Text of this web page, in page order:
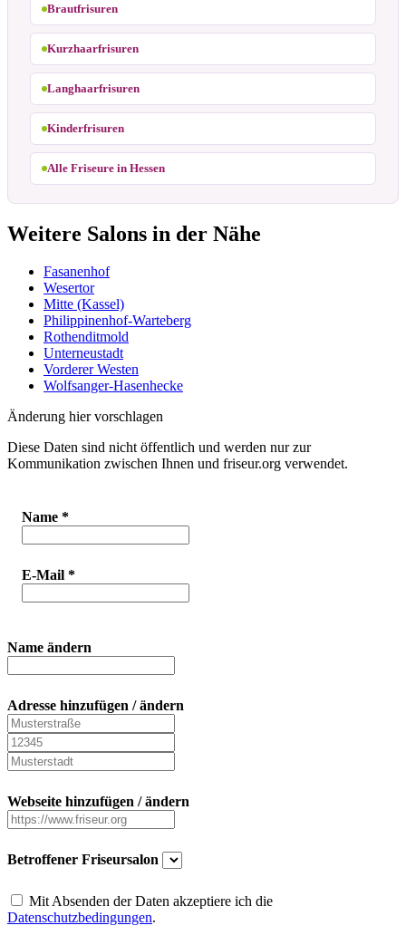
Brautfrisuren
Kurzhaarfrisuren
Langhaarfrisuren
Kinderfrisuren
Alle Friseure in Hessen
Weitere Salons in der Nähe
Fasanenhof
Wesertor
Mitte (Kassel)
Philippinenhof-Warteberg
Rothenditmold
Unterneustadt
Vorderer Westen
Wolfsanger-Hasenhecke
Änderung hier vorschlagen
Diese Daten sind nicht öffentlich und werden nur zur
Kommunikation zwischen Ihnen und friseur.org verwendet.
Name *
E-Mail *
Name ändern
Adresse hinzufügen / ändern
Webseite hinzufügen / ändern
Betroffener Friseursalon
Mit Absenden der Daten akzeptiere ich die
Datenschutzbedingungen.